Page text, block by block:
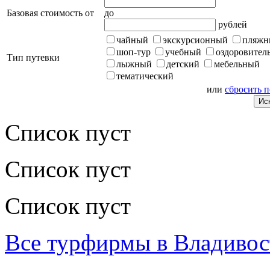
Базовая стоимость от
до
рублей
Тип путевки
чайный экскурсионный
шоп-тур
учебный
лыжный
детский
мебельный
тематический
или сбросить
Список пуст
Список пуст
Список пуст
Все турфирмы в